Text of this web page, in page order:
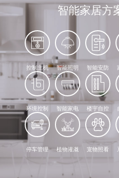
智能家居方
控制主机 智能照明 智能安防
环境控制 智能家电 楼宇自控
停车管理 植物灌溉 宠物照看